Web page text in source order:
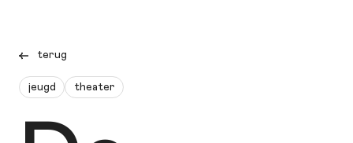
terug
jeugd theater